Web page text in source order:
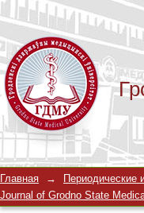
Особенности
синдромом
Главная →
Периодические
Journal of Grodno State